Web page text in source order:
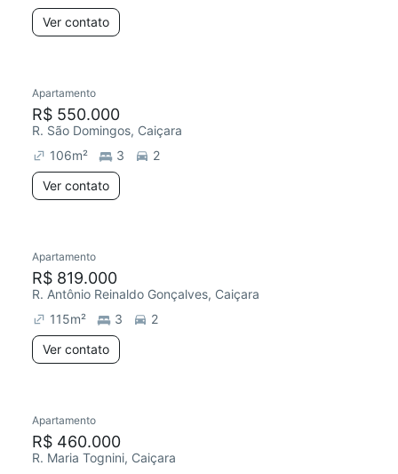
Ver contato
Apartamento
R$ 550.000
R. São Domingos, Caiçara
106m² 3
2
Ver contato
Apartamento
R$ 819.000
R. Antônio Reinaldo Gonçalves, Caiçara
115m² 3
2
Ver contato
Apartamento
R$ 460.000
R. Maria Tognini, Caiçara